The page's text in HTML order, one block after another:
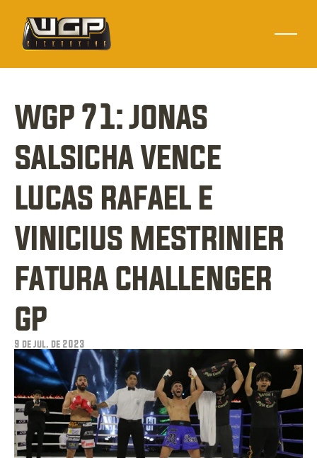
wgp 71: jonas
salsicha vence
lucas rafael e
vinicius mestrinier
fatura challenger
gp
9 de jul. de 2023